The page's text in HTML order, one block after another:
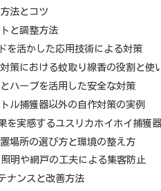
法とコツ
と調整方法
を活かした応用技術による対策
策における蚊取り線香の役割と使
ハーブを活用した安全な対策
ル捕獲器以外の自作対策の実例
を実感するユスリカホイホイ捕獲
場所の選び方と環境の整え方
照明や網戸の工夫による集客防止
ナンスと改善方法